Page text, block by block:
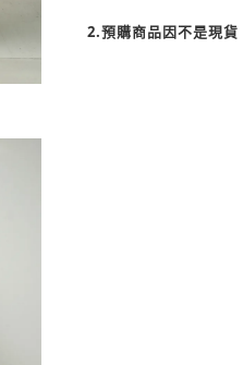
2.預購商品因不是現